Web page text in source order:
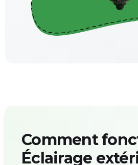
Comment
Éclairage